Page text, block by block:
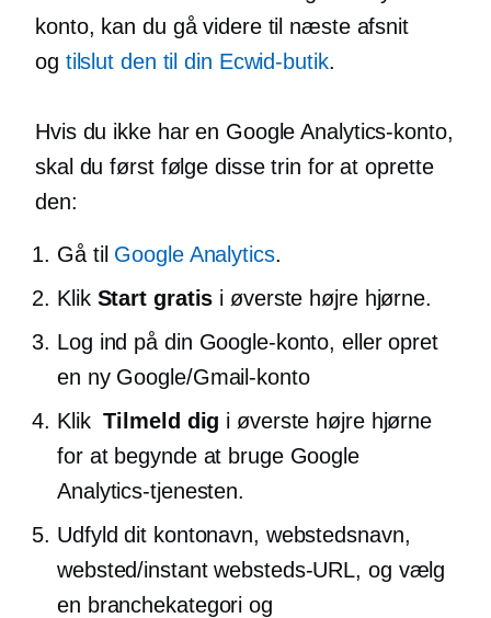
konto, kan du gå videre til næste afsnit
og tilslut den til din Ecwid-butik.
Hvis du ikke har en Google Analytics-konto,
skal du først følge disse trin for at oprette
den:
Gå til Google Analytics.
Klik Start gratis i øverste højre hjørne.
Log ind på din Google-konto, eller opret
en ny Google/Gmail-konto
Klik Tilmeld dig i øverste højre hjørne
for at begynde at bruge Google
Analytics-tjenesten.
Udfyld dit kontonavn, webstedsnavn,
websted/instant websteds-URL, og vælg
en branchekategori og